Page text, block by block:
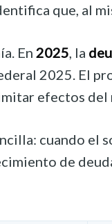
que, al
En 2025 , la
2025. El
efectos del
cuando el
de